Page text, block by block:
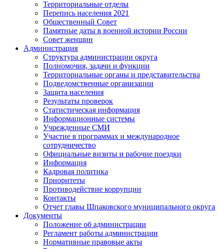
Территориальные отделы
Перепись населения 2021
Общественный Совет
Памятные даты в военной истории России
Совет женщин
Администрация
Структура администрации округа
Полномочия, задачи и функции
Территориальные органы и представительства
Подведомственные организации
Защита населения
Результаты проверок
Статистическая информация
Информационные системы
Учрежденные СМИ
Участие в программах и международное
сотрудничество
Официальные визиты и рабочие поездки
Информация
Кадровая политика
Приоритеты
Противодействие коррупции
Контакты
Отчет главы Шпаковского муниципального округа
Документы
Положение об администрации
Регламент работы администрации
Нормативные правовые акты